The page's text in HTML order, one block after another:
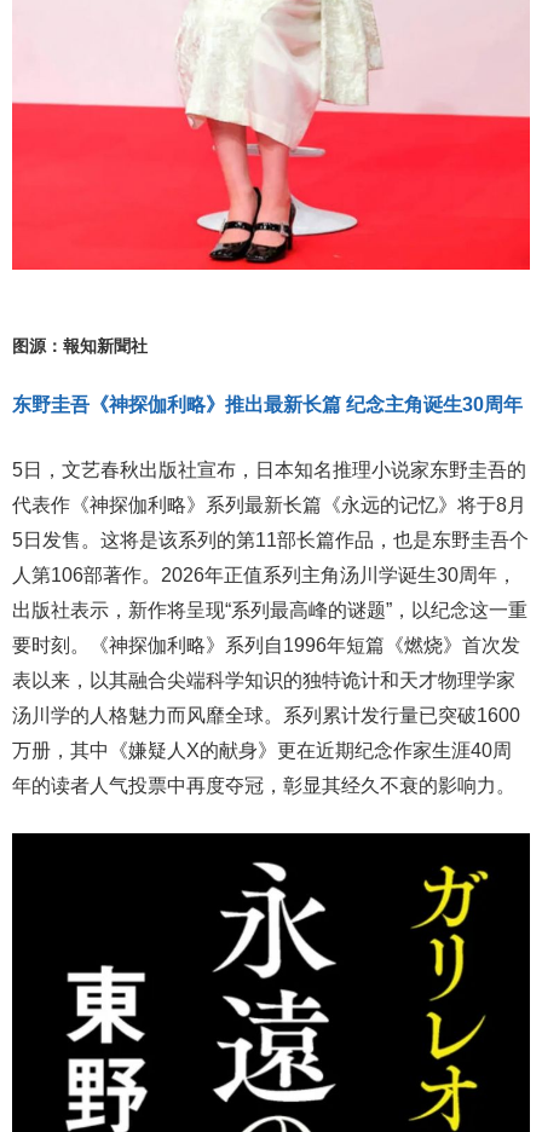
图源：報知新聞社
东野圭吾《神探伽利略》推出最新长篇 纪念主角诞生30周年
5日，文艺春秋出版社宣布，日本知名推理小说家东野圭吾的
代表作《神探伽利略》系列最新长篇《永远的记忆》将于8月
5日发售。这将是该系列的第11部长篇作品，也是东野圭吾个
人第106部著作。2026年正值系列主角汤川学诞生30周年，
出版社表示，新作将呈现“系列最高峰的谜题”，以纪念这一重
要时刻。《神探伽利略》系列自1996年短篇《燃烧》首次发
表以来，以其融合尖端科学知识的独特诡计和天才物理学家
汤川学的人格魅力而风靡全球。系列累计发行量已突破1600
万册，其中《嫌疑人X的献身》更在近期纪念作家生涯40周
年的读者人气投票中再度夺冠，彰显其经久不衰的影响力。